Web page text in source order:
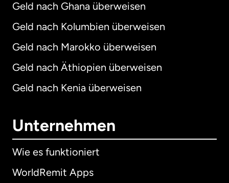
Geld nach Ghana überweisen
Geld nach Kolumbien überweisen
Geld nach Marokko überweisen
Geld nach Äthiopien überweisen
Geld nach Kenia überweisen
Unternehmen
Wie es funktioniert
WorldRemit Apps